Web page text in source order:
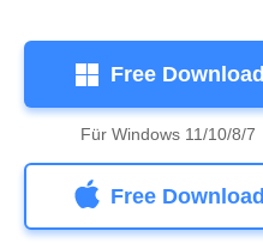
Free Download
Für Windows 11/10/8/7
Free Download